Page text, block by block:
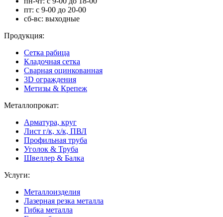
пт: с 9-00 до 20-00
сб-вс: выходные
Продукция:
Сетка рабица
Кладочная сетка
Сварная оцинкованная
3D ограждения
Метизы & Крепеж
Металлопрокат:
Арматура, круг
Лист г/к, х/к, ПВЛ
Профильная труба
Уголок & Труба
Швеллер & Балка
Услуги:
Металлоизделия
Лазерная резка металла
Гибка металла